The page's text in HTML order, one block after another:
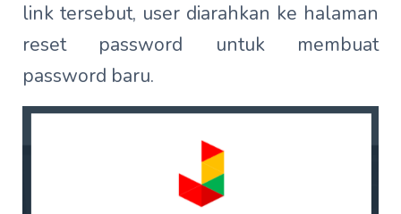
link tersebut, user diarahkan ke halaman
reset password untuk membuat
password baru.